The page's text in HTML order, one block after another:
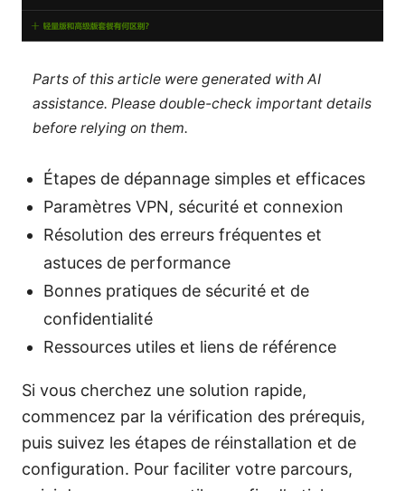
Parts of this article were generated with AI
assistance. Please double-check important details
before relying on them.
Étapes de dépannage simples et efficaces
Paramètres VPN, sécurité et connexion
Résolution des erreurs fréquentes et
astuces de performance
Bonnes pratiques de sécurité et de
confidentialité
Ressources utiles et liens de référence
Si vous cherchez une solution rapide,
commencez par la vérification des prérequis,
puis suivez les étapes de réinstallation et de
configuration. Pour faciliter votre parcours,